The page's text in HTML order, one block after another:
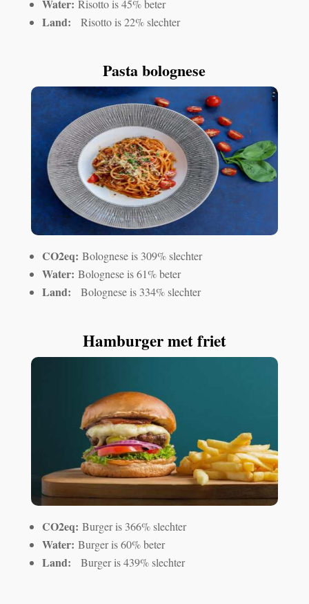
Water: Risotto is 45% beter
Land: Risotto is 22% slechter
Pasta bolognese
CO2eq: Bolognese is 309% slechter
Water: Bolognese is 61% beter
Land: Bolognese is 334% slechter
Hamburger met friet
CO2eq: Burger is 366% slechter
Water: Burger is 60% beter
Land: Burger is 439% slechter